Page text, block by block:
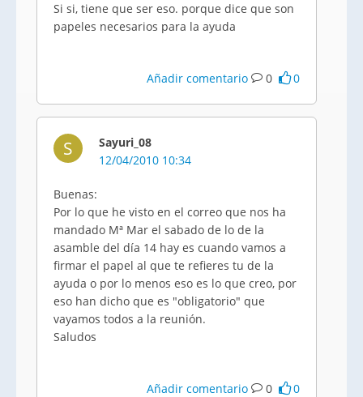
Si si, tiene que ser eso. porque dice que son
papeles necesarios para la ayuda
Añadir comentario 0 0
S
Sayuri_08
12/04/2010 10:34
Buenas:
Por lo que he visto en el correo que nos ha
mandado Mª Mar el sabado de lo de la
asamble del día 14 hay es cuando vamos a
firmar el papel al que te refieres tu de la
ayuda o por lo menos eso es lo que creo, por
eso han dicho que es "obligatorio" que
vayamos todos a la reunión.
Saludos
Añadir comentario 0 0